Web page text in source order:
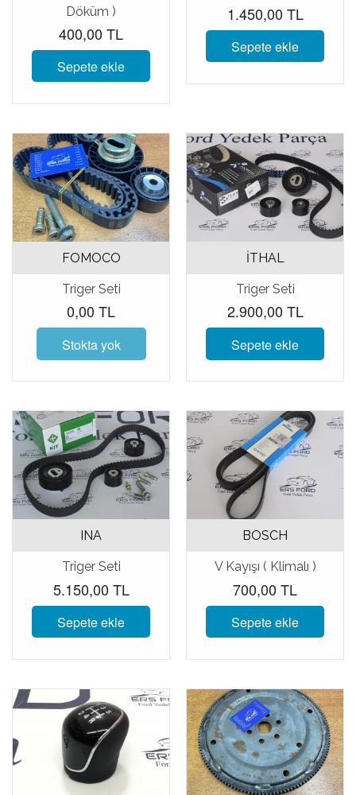
Döküm )
400,00 TL
Sepete ekle
1.450,00 TL
Sepete ekle
FOMOCO
Triger Seti
0,00 TL
Stokta yok
İTHAL
Triger Seti
2.900,00 TL
Sepete ekle
INA
Triger Seti
5.150,00 TL
Sepete ekle
BOSCH
V Kayışı ( Klimalı )
700,00 TL
Sepete ekle